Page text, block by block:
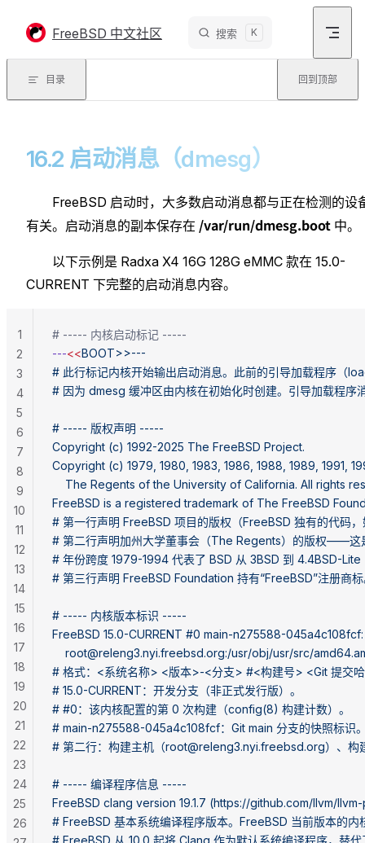
FreeBSD 中文社区 搜索 K
目录 回到顶部
16.2 启动消息（dmesg）
FreeBSD 启动时，大多数启动消息都与正在检测的设
有关。启动消息的副本保存在 /var/run/dmesg.boot 中。
以下示例是 Radxa X4 16G 128G eMMC 款在 15.0-
CURRENT 下完整的启动消息内容。
# ----- 内核启动标记 -----
---<<BOOT>>---
# 此行标记内核开始输出启动消息。此前的引导加载程序（
# 因为 dmesg 缓冲区由内核在初始化时创建。引导加载程序
# ----- 版权声明 -----
Copyright (c) 1992-2025 The FreeBSD Project.
Copyright (c) 1979, 1980, 1983, 1986, 1988, 1989, 1991,
The Regents of the University of California. All rights
FreeBSD is a registered trademark of The FreeBSD
# 第一行声明 FreeBSD 项目的版权（FreeBSD 独有的代码
# 第二行声明加州大学董事会（The Regents）的版权——这
# 年份跨度 1979-1994 代表了 BSD 从 3BSD 到 4.4BSD-
# 第三行声明 FreeBSD Foundation 持有“FreeBSD”注册商
# ----- 内核版本标识 -----
FreeBSD 15.0-CURRENT #0 main-n275588-
root@releng3.nyi.freebsd.org:/usr/obj/usr/src/
# 格式：<系统名称> <版本>-<分支> #<构建号> <Git 提交
# 15.0-CURRENT：开发分支（非正式发行版）。
# #0：该内核配置的第 0 次构建（config(8) 构建计数）。
# main-n275588-045a4c108fcf：Git main 分支的快照标识
# 第二行：构建主机（root@releng3.nyi.freebsd.org）、构
# ----- 编译程序信息 -----
FreeBSD clang version 19.1.7 (https://github.com/llvm/
# FreeBSD 基本系统编译程序版本。FreeBSD 当前版本的内
# FreeBSD 从 10.0 起将 Clang 作为默认系统编译程序，替代
1
2
3
4
5
6
7
8
9
10
11
12
13
14
15
16
17
18
19
20
21
22
23
24
25
26